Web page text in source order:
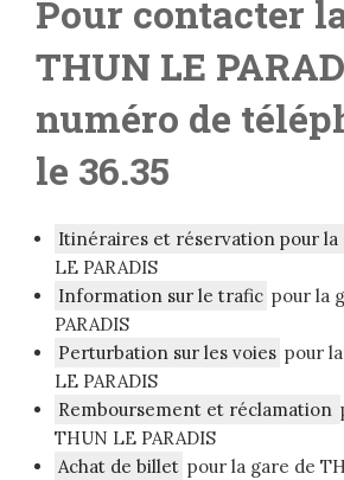
Pour contacter
THUN LE
numéro de
le 36.35
Itinéraires et réservation pour la
LE PARADIS
Information sur le trafic pour la
PARADIS
Perturbation sur les voies pour
LE PARADIS
Remboursement et réclamation
THUN LE PARADIS
Achat de billet pour la gare de